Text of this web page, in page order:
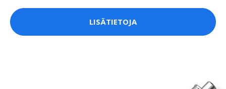
LISÄTIETOJA